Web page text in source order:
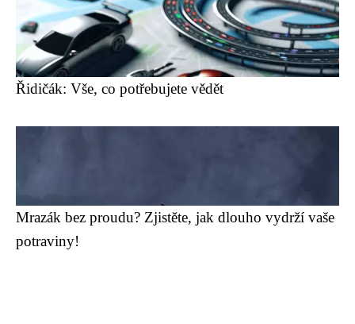
Řidičák: Vše, co potřebujete vědět
Mrazák bez proudu? Zjistěte, jak dlouho vydrží vaše
potraviny!